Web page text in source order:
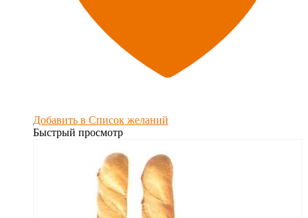
Добавить в Список желаний
Быстрый просмотр